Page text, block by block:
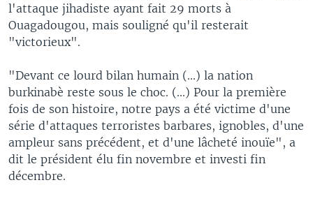
l'attaque jihadiste ayant fait 29 morts à
Ouagadougou, mais souligné qu'il resterait
"victorieux".
"Devant ce lourd bilan humain (...) la nation
burkinabè reste sous le choc. (...) Pour la première
fois de son histoire, notre pays a été victime d'une
série d'attaques terroristes barbares, ignobles, d'une
ampleur sans précédent, et d'une lâcheté inouïe", a
dit le président élu fin novembre et investi fin
décembre.